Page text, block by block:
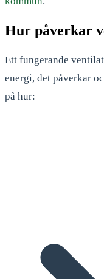
Hur påverkar
Ett fungerande
energi, det påverkar
på hur: